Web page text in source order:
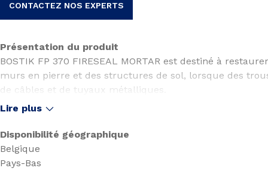
CONTACTEZ NOS EXPERTS
Présentation du produit
BOSTIK FP 370 FIRESEAL MORTAR est destiné à
murs en pierre et des structures de sol, lorsque des
de câbles et de tuyaux métalliques.
de perlite. Grâce à l’action hydraulique pendant le
Fireseal se dilate d’environ 1 % et scelle très bien les
Lire plus
Disponibilité géographique
Belgique
Pays-Bas